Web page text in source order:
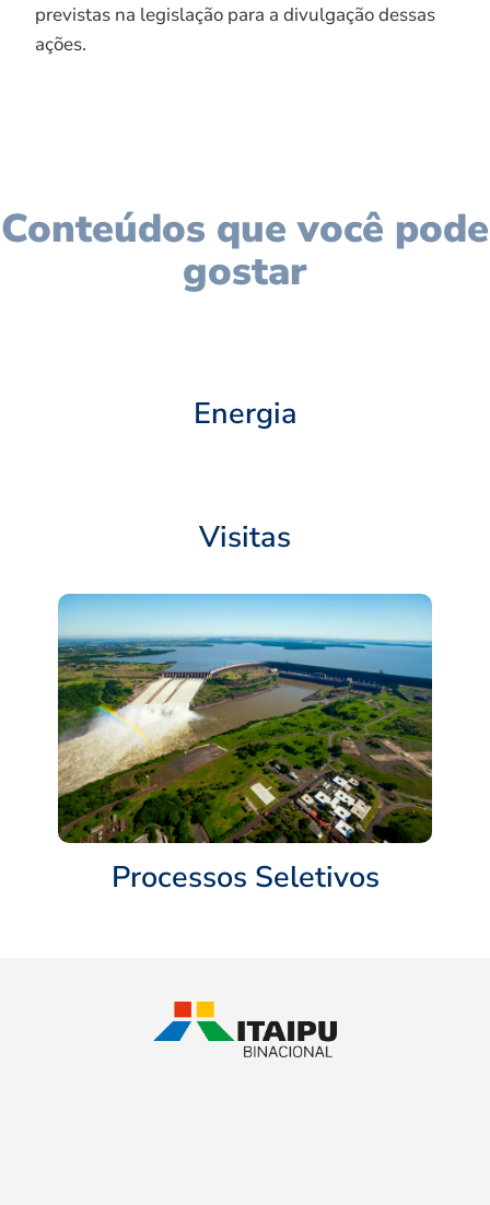
previstas na legislação para a divulgação dessas
ações.
Conteúdos que você pode
gostar
Energia
Visitas
Processos Seletivos